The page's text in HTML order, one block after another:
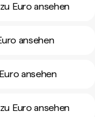
Euro ansehen
ansehen
ansehen
Euro ansehen